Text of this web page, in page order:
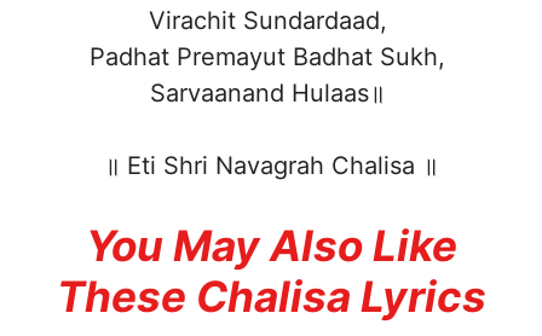
Virachit Sundardaad,
Padhat Premayut Badhat Sukh,
Sarvaanand Hulaas॥
॥ Eti Shri Navagrah Chalisa ॥
You May Also Like
These Chalisa Lyrics